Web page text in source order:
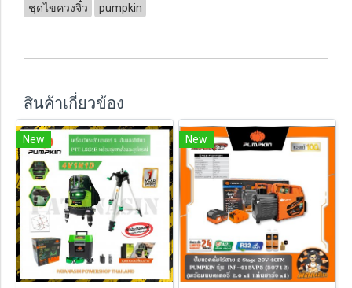
ชุดไขควงจิ๋ว pumpkin
สินค้าเกี่ยวข้อง
New New